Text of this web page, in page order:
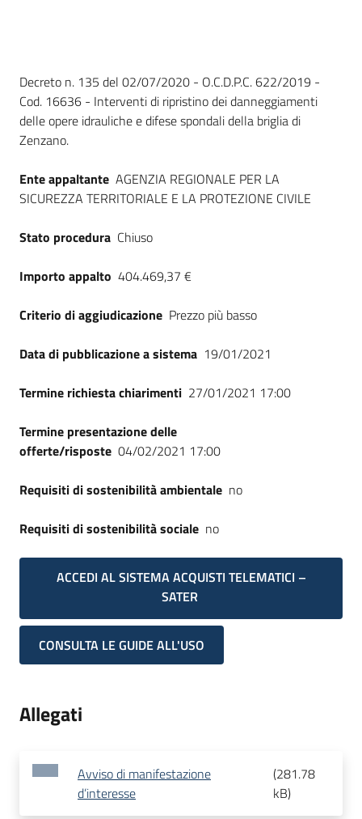
su
Dati del bando
Decreto n. 135 del 02/07/2020 - O.C.D.P.C. 622/2019 -
Cod. 16636 - Interventi di ripristino dei danneggiamenti
delle opere idrauliche e difese spondali della briglia di
Zenzano.
Ente appaltante AGENZIA REGIONALE PER LA
SICUREZZA TERRITORIALE E LA PROTEZIONE CIVILE
Stato procedura Chiuso
Importo appalto 404.469,37 €
Criterio di aggiudicazione Prezzo più basso
Data di pubblicazione a sistema 19/01/2021
Termine richiesta chiarimenti 27/01/2021 17:00
Termine presentazione delle
offerte/risposte 04/02/2021 17:00
Requisiti di sostenibilità ambientale no
Requisiti di sostenibilità sociale no
ACCEDI AL SISTEMA ACQUISTI TELEMATICI –
SATER
CONSULTA LE GUIDE ALL'USO
Allegati
Avviso di manifestazione
d’interesse
(281.78
kB)